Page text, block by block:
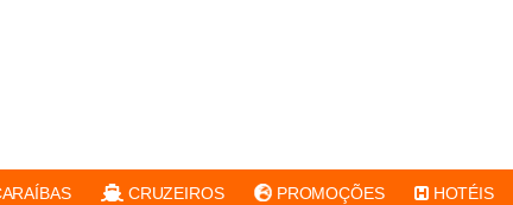
CRUZEIROS PROMOÇÕES HOTÉIS